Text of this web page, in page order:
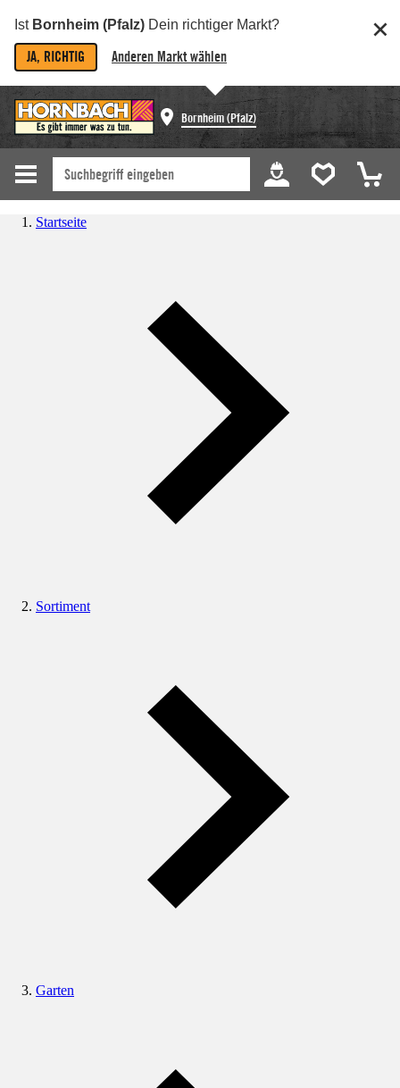
Ist Bornheim (Pfalz) Dein richtiger Markt?
JA, RICHTIG Anderen Markt wählen
Bornheim (Pfalz)
Startseite
Sortiment
Garten